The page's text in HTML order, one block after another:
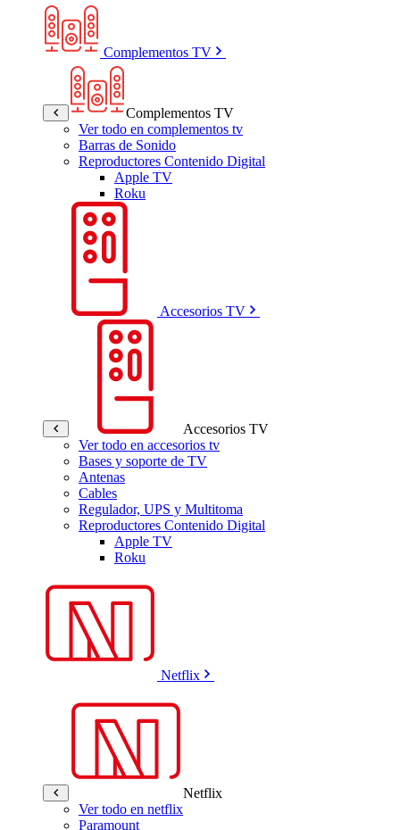
Complementos TV
Complementos TV
Ver todo en complementos tv
Barras de Sonido
Reproductores Contenido Digital
Apple TV
Roku
Accesorios TV
Accesorios TV
Ver todo en accesorios tv
Bases y soporte de TV
Antenas
Cables
Regulador, UPS y Multitoma
Reproductores Contenido Digital
Apple TV
Roku
Netflix
Netflix
Ver todo en netflix
Paramount